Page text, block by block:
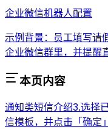
企业微信机器人配置
示例背景：员工填写请
企业微信群里，并提醒
本页内容
通知类短信介绍3.选择
信模板，并点击「确定